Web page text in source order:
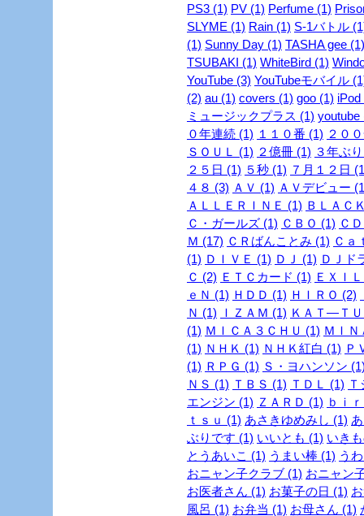
PS3 (1) PV (1) Perfume (1)
SLYME (1) Rain (1) S-1バトル
(1) Sunny Day (1) TASHA gee (1)
TSUBAKI (1) WhiteBird (1)
YouTube (3) YouTubeモバイル
(2) au (1) covers (1) goo (1) iPod
ミュージックプラス (1) youtube
０年連続 (1) １１０番 (1) ２０
ＳＯＵＬ (1) ２億冊 (1) ３年ぶ
２５日 (1) ５秒 (1) ７月１２日
４８ (3) ＡＶ (1) ＡＶデビュー
ＡＬＬＥＲＩＮＥ (1) ＢＬＡＣ
Ｃ・ガールズ (1) ＣＢＯ (1) Ｃ
Ｍ (17) ＣＲばんことみ (1) Ｃａ
(1) ＤＩＶＥ (1) ＤＪ (1) ＤＪド
Ｃ (2) ＥＴＣカード (1) ＥＸＩ
ｅＮ (1) ＨＤＤ (1) ＨＩＲＯ (2)
Ｎ (1)
ＩＺＡＭ (1) ＫＡＴ―Ｔ
(1) ＭＩＣＡ３ＣＨＵ (1) ＭＩＮ
(1) ＮＨＫ (1) ＮＨＫ紅白 (1) Ｐ
(1) ＲＰＧ (1) Ｓ・ヨハンソン
ＮＳ (1) ＴＢＳ (1) ＴＤＬ (1)
エンジン (1) ＺＡＲＤ (1) ｂｉ
ｔｓｕ (1) あさきゆめみし (1)
ぶりです (1) いいとも (1) いき
とうあいこ (1) うまい棒 (1) う
おニャン子クラブ (1) おニャン
お医者さん (1) お菓子の日 (1)
風呂 (1) お弁当 (1) お母さん (1)